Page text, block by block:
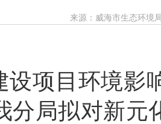
来源： 威海市生态环境
设项目环境影
分局拟对新元